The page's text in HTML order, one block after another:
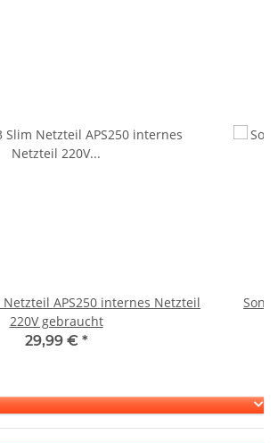
Netzteil APS250 internes Netzteil
220V gebraucht
29,99 € *
Sony